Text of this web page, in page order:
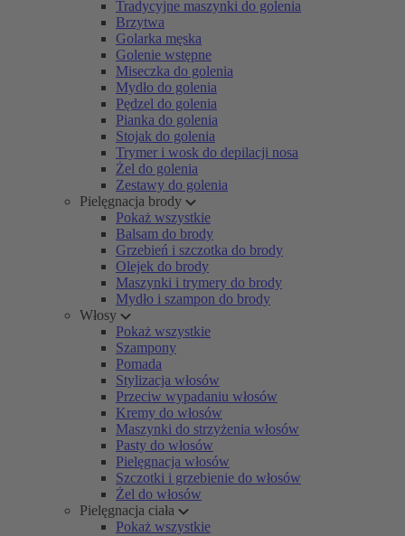
Tradycyjne maszynki do golenia
Brzytwa
Golarka męska
Golenie wstępne
Miseczka do golenia
Mydło do golenia
Pędzel do golenia
Pianka do golenia
Stojak do golenia
Trymer i wosk do depilacji nosa
Żel do golenia
Zestawy do golenia
Pielęgnacja brody
Pokaż wszystkie
Balsam do brody
Grzebień i szczotka do brody
Olejek do brody
Maszynki i trymery do brody
Mydło i szampon do brody
Włosy
Pokaż wszystkie
Szampony
Pomada
Stylizacja włosów
Przeciw wypadaniu włosów
Kremy do włosów
Maszynki do strzyżenia włosów
Pasty do włosów
Pielęgnacja włosów
Szczotki i grzebienie do włosów
Żel do włosów
Pielęgnacja ciała
Pokaż wszystkie